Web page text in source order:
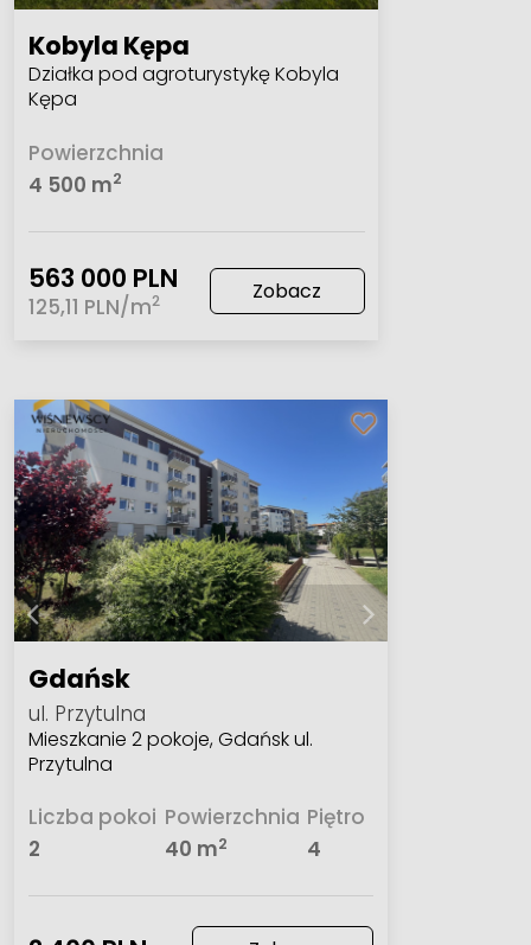
Kobyla Kępa
Działka pod agroturystykę Kobyla
Kępa
Powierzchnia
4 500 m2
563 000 PLN
125,11 PLN/m2 Zobacz
Gdańsk
ul. Przytulna
Mieszkanie 2 pokoje, Gdańsk ul.
Przytulna
Liczba pokoi
2
Powierzchnia
40 m2
Piętro
4